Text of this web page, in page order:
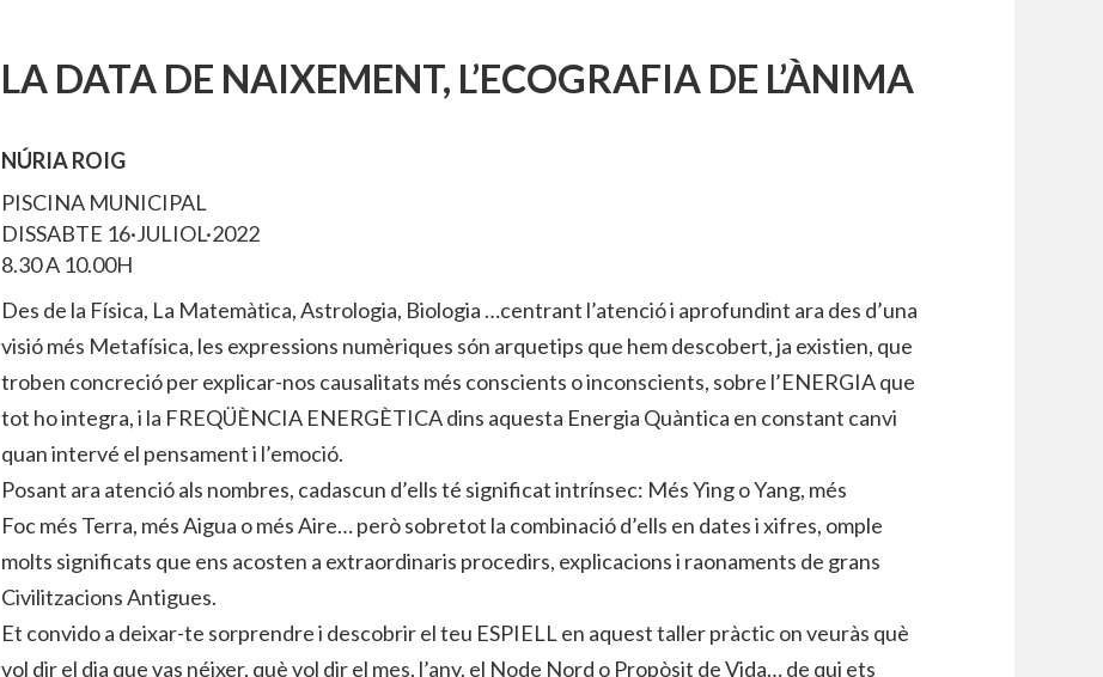
LA DATA DE NAIXEMENT, L’ECOGRAFIA DE L’ÀNIMA
NÚRIA ROIG
PISCINA MUNICIPAL
DISSABTE 16·JULIOL·2022
8.30 A 10.00H
Des de la Física, La Matemàtica, Astrologia, Biologia …centrant l’atenció i aprofundint ara des d’una
visió més Metafísica, les expressions numèriques són arquetips que hem descobert, ja existien, que
troben concreció per explicar-nos causalitats més conscients o inconscients, sobre l’ENERGIA que
tot ho integra, i la FREQÜÈNCIA ENERGÈTICA dins aquesta Energia Quàntica en constant canvi
quan intervé el pensament i l’emoció.
Posant ara atenció als nombres, cadascun d’ells té significat intrínsec: Més Ying o Yang, més
Foc més Terra, més Aigua o més Aire… però sobretot la combinació d’ells en dates i xifres, omple
molts significats que ens acosten a extraordinaris procedirs, explicacions i raonaments de grans
Civilitzacions Antigues.
Et convido a deixar-te sorprendre i descobrir el teu ESPIELL en aquest taller pràctic on veuràs què
vol dir el dia que vas néixer, què vol dir el mes, l’any, el Node Nord o Propòsit de Vida… de qui ets